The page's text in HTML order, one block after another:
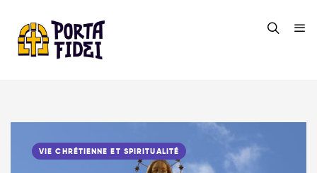
VIE CHRÉTIENNE ET SPIRITUALITÉ